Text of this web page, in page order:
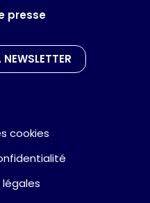
presse
cookies